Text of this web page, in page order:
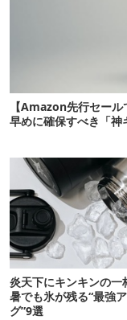
【Amazon先行セー
早めに確保すべき「神
炎天下にキンキンの一
暑でも氷が残る“最強
グ”9選